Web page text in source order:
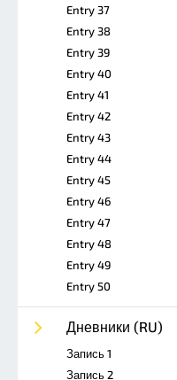
Entry 37
Entry 38
Entry 39
Entry 40
Entry 41
Entry 42
Entry 43
Entry 44
Entry 45
Entry 46
Entry 47
Entry 48
Entry 49
Entry 50
Дневники (RU)
Запись 1
Запись 2